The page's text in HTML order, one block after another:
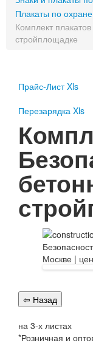
Перезарядка
Перезарядка
Перезарядка
Доставка
О нас
Статьи
Сертификаты
Контакты
Пожарное
Перезарядка
Оплата
Гарантии
Статьи
Плакаты по
Комплект
стройплощадке
Прайс-Лист Xls
Перезарядка Xls
на 3-х листах
*Розничная и